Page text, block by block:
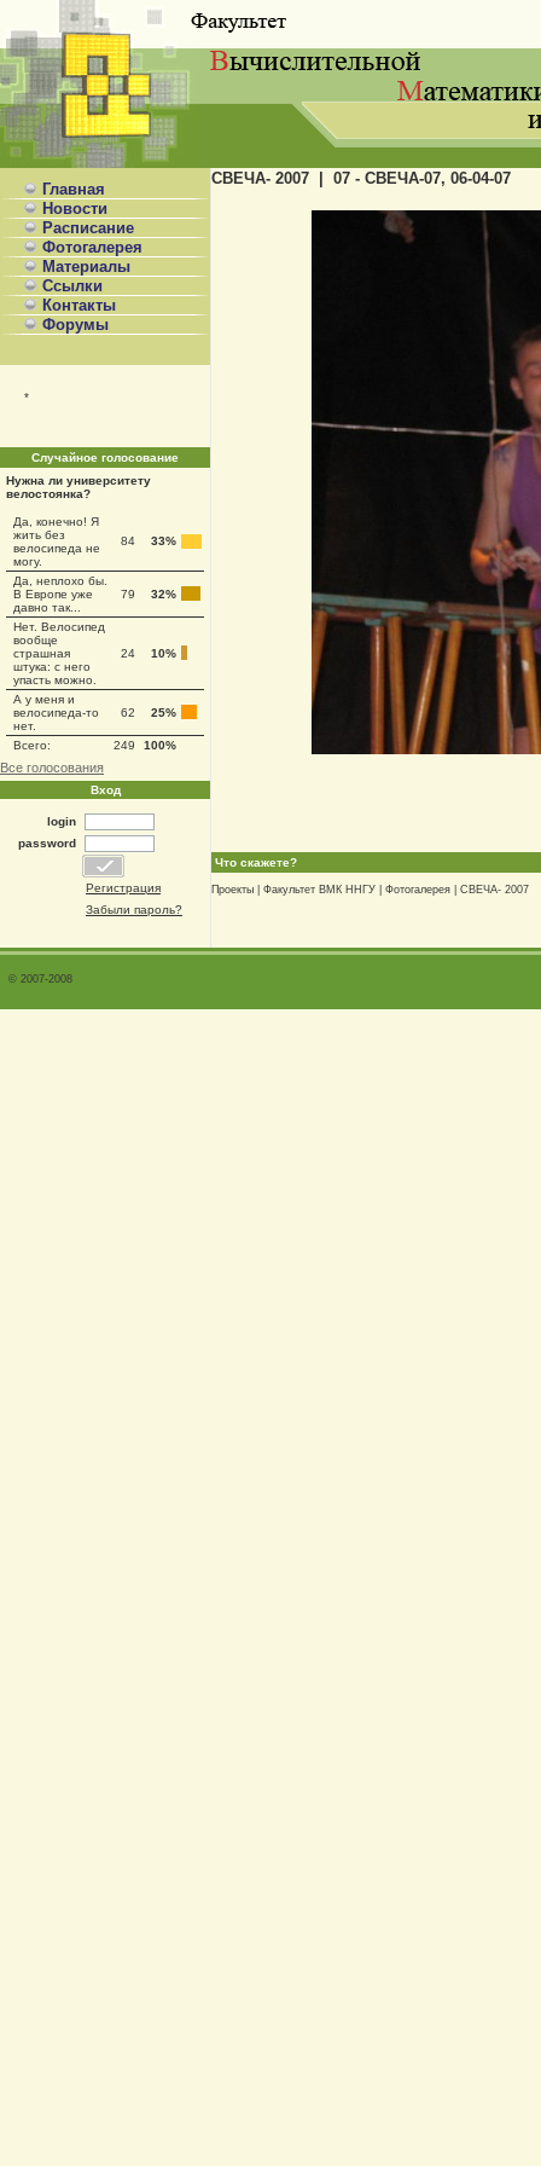
Главная
Новости
Расписание
Фотогалерея
Материалы
Ссылки
Контакты
Форумы
*
СВЕЧА- 2007 | 07 - СВЕЧА-07, 06-04-07
Что скажете?
Проекты Факультет ВМК ННГУ Фотогалерея СВЕЧА- 2007
Случайное голосование
Нужна ли университету
велостоянка?
Да, конечно! Я
жить без
велосипеда не
могу.
84 33%
Да, неплохо бы.
В Европе уже
давно так...
79 32%
Нет. Велосипед
вообще
страшная
штука: с него
упасть можно.
24 10%
А у меня и
велосипеда-то
нет.
62 25%
Всего: 249 100%
Все голосования
Вход
login
password
Регистрация
Забыли пароль?
© 2007-2008